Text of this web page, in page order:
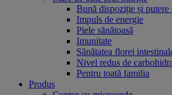
Bună dispoziție și putere
Impuls de energie
Piele sănătoasă
Imunitate
Sănătatea florei
Nivel redus de
Pentru toată familia
Produs